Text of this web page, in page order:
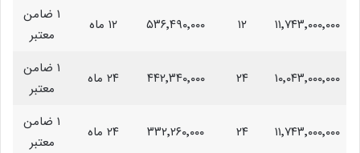
۱۱٬۷۴۳٬۰۰۰٬۰۰۰ ۱۲ ۵۳۶٬۴۹۰٬۰۰۰ ۱۲ ماه
۱ ضامن
معتبر
۱۰٬۰۴۳٬۰۰۰٬۰۰۰ ۲۴ ۴۴۲٬۳۴۰٬۰۰۰ ۲۴ ماه
۱ ضامن
معتبر
۱۱٬۷۴۳٬۰۰۰٬۰۰۰ ۲۴ ۳۳۲٬۲۶۰٬۰۰۰ ۲۴ ماه
۱ ضامن
معتبر